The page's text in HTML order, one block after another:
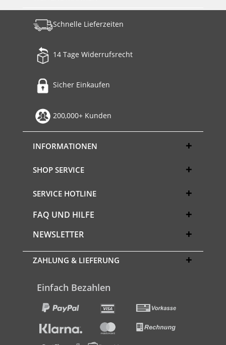
Schnelle Lieferzeiten
14 Tage Widerrufsrecht
Sicher Einkaufen
200,000+ Kunden
INFORMATIONEN
SHOP SERVICE
SERVICE HOTLINE
FAQ UND HILFE
NEWSLETTER
ZAHLUNG & LIEFERUNG
Einfach Bezahlen